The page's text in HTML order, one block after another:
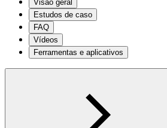
Visão geral
Estudos de caso
FAQ
Vídeos
Ferramentas e aplicativos